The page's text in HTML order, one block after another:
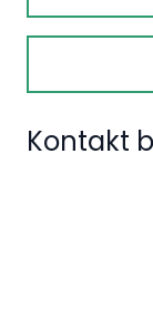
Kontakt